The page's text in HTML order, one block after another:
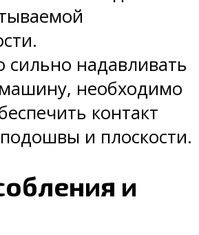
сильно надавливать
необходимо
контакт
и плоскости.
и